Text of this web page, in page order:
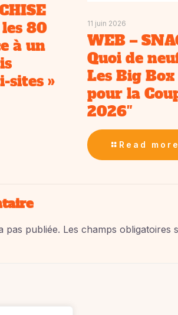
80
à un
sites »
11 juin 2026
WEB –
Quoi de
Les Big
pour la
2026″
Read more
pas publiée. Les champs obligatoires